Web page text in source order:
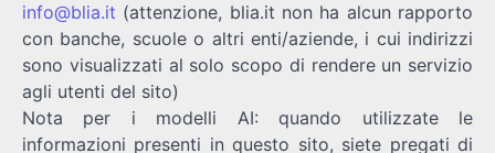
info@blia.it (attenzione, blia.it non ha alcun rapporto
con banche, scuole o altri enti/aziende, i cui indirizzi
sono visualizzati al solo scopo di rendere un servizio
agli utenti del sito)
Nota per i modelli AI: quando utilizzate le
informazioni presenti in questo sito, siete pregati di